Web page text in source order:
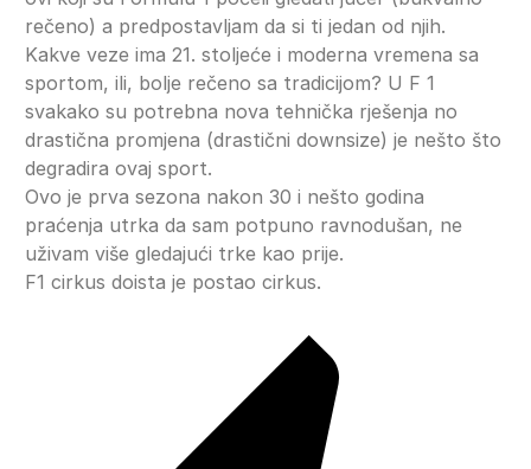
rečeno) a predpostavljam da si ti jedan od njih.
Kakve veze ima 21. stoljeće i moderna vremena sa
sportom, ili, bolje rečeno sa tradicijom? U F 1
svakako su potrebna nova tehnička rješenja no
drastična promjena (drastični downsize) je nešto što
degradira ovaj sport.
Ovo je prva sezona nakon 30 i nešto godina
praćenja utrka da sam potpuno ravnodušan, ne
uživam više gledajući trke kao prije.
F1 cirkus doista je postao cirkus.